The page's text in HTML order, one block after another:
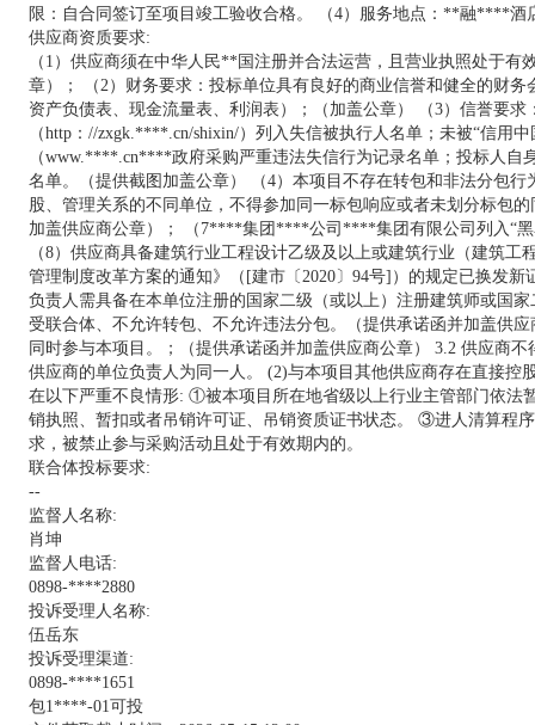
限：自合同签订至项目竣工验收合格。 （4）服务地点：**融****酒
供应商资质要求:
（1）供应商须在中华人民**国注册并合法运营，且营业执照处于
章）； （2）财务要求：投标单位具有良好的商业信誉和健全的财
资产负债表、现金流量表、利润表）；（加盖公章） （3）信誉要
（http：//zxgk.****.cn/shixin/）列入失信被执行人名单；未被“信
（www.****.cn****政府采购严重违法失信行为记录名单；投标人
名单。（提供截图加盖公章） （4）本项目不存在转包和非法分包
股、管理关系的不同单位，不得参加同一标包响应或者未划分标
加盖供应商公章）； （7****集团****公司****集团有限公司列入“黑
（8）供应商具备建筑行业工程设计乙级及以上或建筑行业（建筑
管理制度改革方案的通知》（[建市〔2020〕94号]）的规定已换发
负责人需具备在本单位注册的国家二级（或以上）注册建筑师或国
受联合体、不允许转包、不允许违法分包。（提供承诺函并加盖供
同时参与本项目。；（提供承诺函并加盖供应商公章） 3.2 供应商
供应商的单位负责人为同一人。 (2)与本项目其他供应商存在直接
在以下严重不良情形: ①被本项目所在地省级以上行业主管部门依
销执照、暂扣或者吊销许可证、吊销资质证书状态。 ③进人清算程
求，被禁止参与采购活动且处于有效期内的。
联合体投标要求:
--
监督人名称:
肖坤
监督人电话:
0898-****2880
投诉受理人名称:
伍岳东
投诉受理渠道:
0898-****1651
包1****-01可投